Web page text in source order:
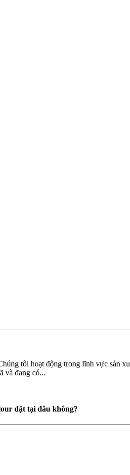
tôi hoạt động trong lĩnh vực sản
và đang có...
đặt tại đâu không?